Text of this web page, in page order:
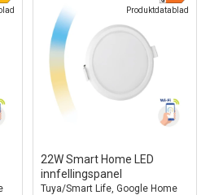
Produktdatablad
22W Smart Home LED
innfellingspanel
Tuya/Smart Life, Google Home